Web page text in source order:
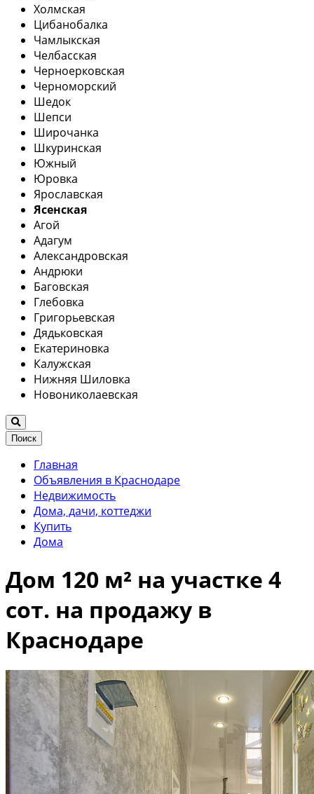
Холмская
Цибанобалка
Чамлыкская
Челбасская
Черноерковская
Черноморский
Шедок
Шепси
Широчанка
Шкуринская
Южный
Юровка
Ярославская
Ясенская
Агой
Адагум
Александровская
Андрюки
Баговская
Глебовка
Григорьевская
Дядьковская
Екатериновка
Калужская
Нижняя Шиловка
Новониколаевская
Поиск
Главная
Объявления в Краснодаре
Недвижимость
Дома, дачи, коттеджи
Купить
Дома
Дом 120 м² на участке 4
сот. на продажу в
Краснодаре